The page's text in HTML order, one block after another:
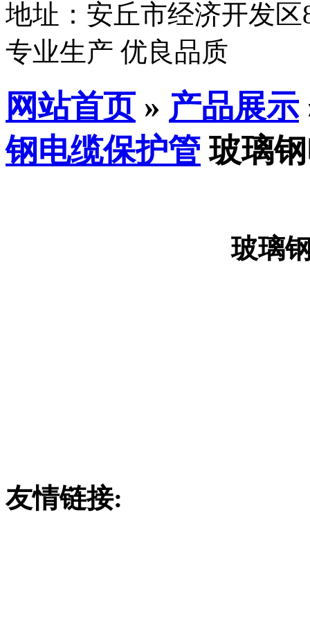
地址：安丘市经济开发区
专业生产 优良品质
网站首页» 产品展示
钢电缆保护管 玻璃
玻璃
友情链接: